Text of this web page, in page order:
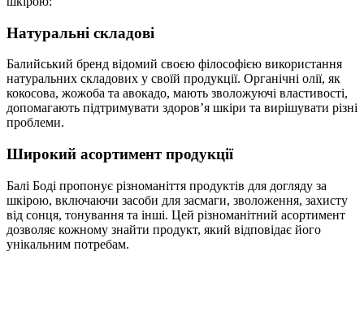
Натуральні складові
Балийський бренд відомий своєю філософією використання
натуральних складових у своїй продукції. Органічні олії, як
кокосова, жожоба та авокадо, мають зволожуючі властивості,
допомагають підтримувати здоров’я шкіри та вирішувати різні
проблеми.
Широкий асортимент продукції
Балі Боді пропонує різноманіття продуктів для догляду за
шкірою, включаючи засоби для засмаги, зволоження, захисту
від сонця, тонування та інші. Цей різноманітний асортимент
дозволяє кожному знайти продукт, який відповідає його
унікальним потребам.